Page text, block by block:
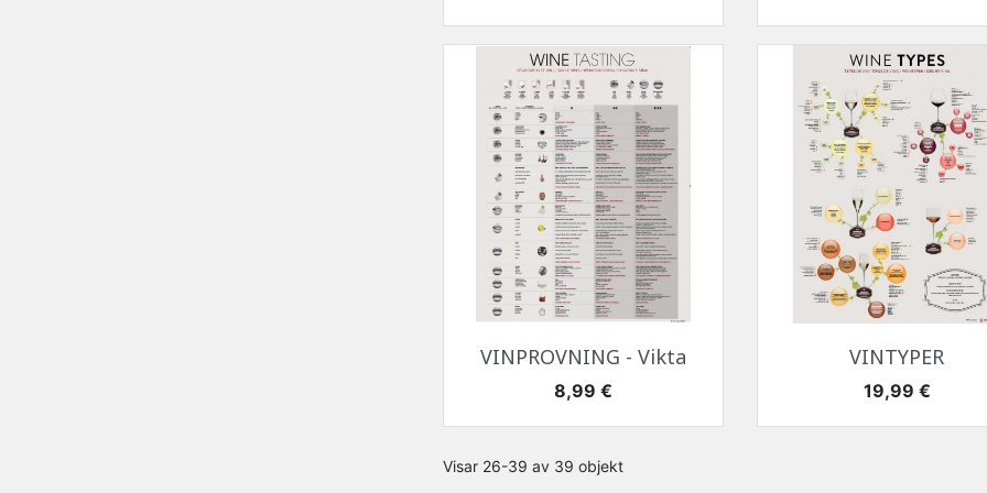
Snabbvy
VINPROVNING - Vikta
Pris
8,99 €
Snabbvy
VINTYPER
Pris
19,99 €
Visar 26-39 av 39 objekt